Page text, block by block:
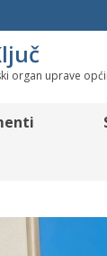
organ uprave